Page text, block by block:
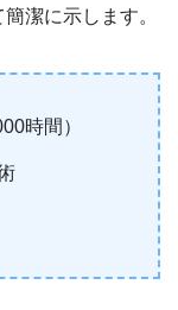
潔に示します。
時間）